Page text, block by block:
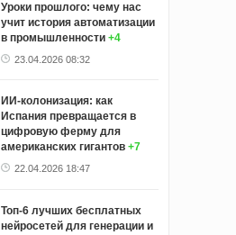
Уроки прошлого: чему нас
учит история автоматизации
в промышленности +4
23.04.2026 08:32
ИИ-колонизация: как
Испания превращается в
цифровую ферму для
американских гигантов +7
22.04.2026 18:47
Топ-6 лучших бесплатных
нейросетей для генерации и